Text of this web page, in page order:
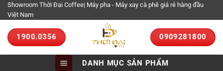
Bỏ
qua
nội
dung
Showroom Thời Đại Coffee| Máy pha - Máy xay cà phê giá rẻ hàng đầu
Việt Nam
1900.0356 0909281800
DANH MỤC SẢN PHẨM